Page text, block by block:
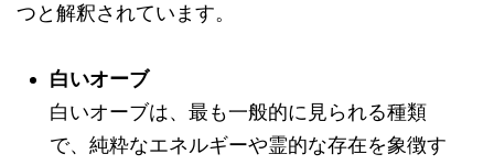
つと解釈されています。
白いオーブ
白いオーブは、最も一般的に見られる種類
で、純粋なエネルギーや霊的な存在を象徴す